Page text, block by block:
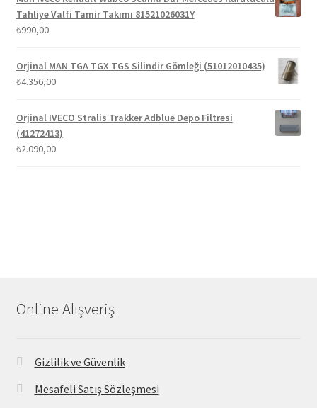
₺1.100,00.
Tahliye Valfi Tamir Takımı 81521026031Y
₺990,00
Orjinal MAN TGA TGX TGS Silindir Gömleği (51012010435)
₺4.356,00
Orjinal IVECO Stralis Trakker Adblue Depo Filtresi
(41272413)
₺2.090,00
Online Alışveriş
Gizlilik ve Güvenlik
Mesafeli Satış Sözleşmesi